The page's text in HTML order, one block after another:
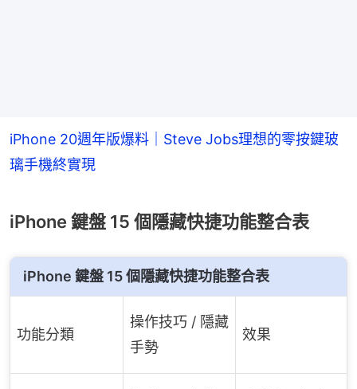
iPhone 20週年版爆料｜Steve Jobs理想的零按鍵玻
璃手機終實現
iPhone 鍵盤 15 個隱藏快捷功能整合表
iPhone 鍵盤 15 個隱藏快捷功能整合表
功能分類
操作技巧 / 隱藏
手勢
效果